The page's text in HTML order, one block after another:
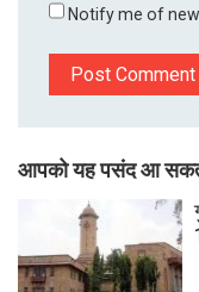
Notify me of
आपको यह पसंद आ